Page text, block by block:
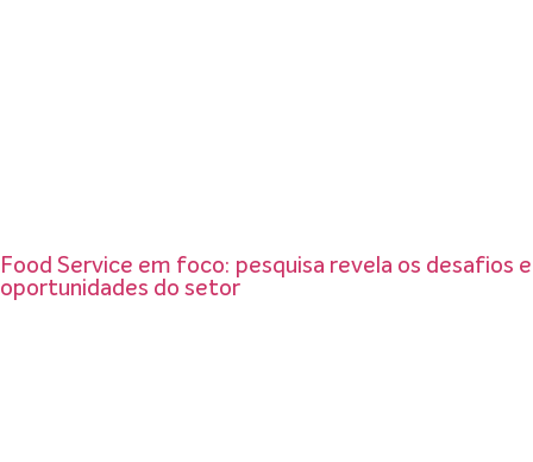
Food Service em foco: pesquisa revela os desafios e
oportunidades do setor